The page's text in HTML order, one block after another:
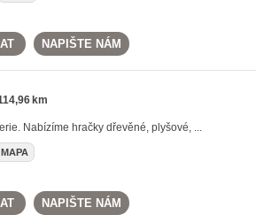
NAPIŠTE NÁM
km
Nabízíme hračky dřevěné, plyšové, ...
MAPA
NAPIŠTE NÁM